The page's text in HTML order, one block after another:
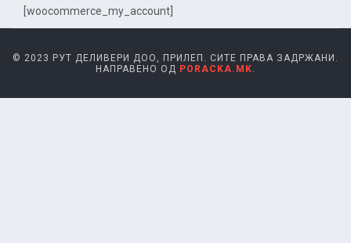
[woocommerce_my_account]
© 2023 РУТ ДЕЛИВЕРИ ДОО, ПРИЛЕП. СИТЕ ПРАВА ЗАДРЖАНИ.
НАПРАВЕНО ОД PORACKA.MK.